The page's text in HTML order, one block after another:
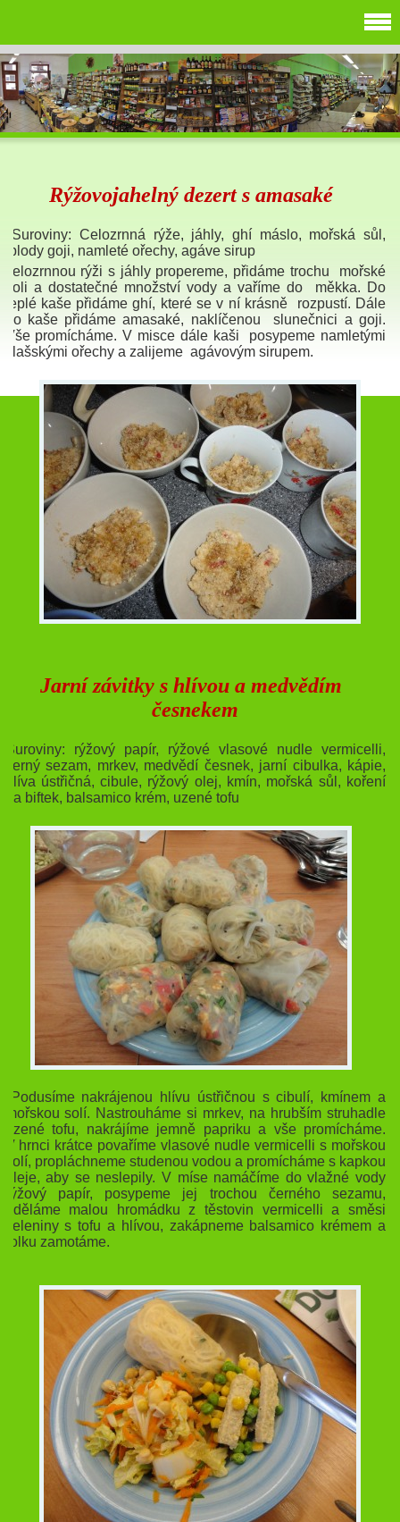
Rýžovojahelný dezert s amasaké
Celozrnná rýže, jáhly, ghí máslo, mořská sůl,
plody goji, namleté ořechy, agáve sirup
rýži s jáhly propereme, přidáme trochu mořské
soli a dostatečné množství vody a vaříme do měkka. Do
teplé kaše přidáme ghí, které se v ní krásně rozpustí. Dále
do kaše přidáme amasaké, naklíčenou slunečnici a goji.
Vše promícháme. V misce dále kaši posypeme namletými
vlašskými ořechy a zalijeme agávovým sirupem.
Jarní závitky s hlívou a medvědím
česnekem
rýžový papír, rýžové vlasové nudle vermicelli,
černý sezam, mrkev, medvědí česnek, jarní cibulka, kápie,
hlíva ústřičná, cibule, rýžový olej, kmín, mořská sůl, koření
na biftek, balsamico krém, uzené tofu
nakrájenou hlívu ústřičnou s cibulí, kmínem a
mořskou solí. Nastrouháme si mrkev, na hrubším struhadle
uzené tofu, nakrájíme jemně papriku a vše promícháme.
V hrnci krátce povaříme vlasové nudle vermicelli s mořskou
solí, propláchneme studenou vodou a promícháme s kapkou
oleje, aby se neslepily. V míse namáčíme do vlažné vody
rýžový papír, posypeme jej trochou černého sezamu,
uděláme malou hromádku z těstovin vermicelli a směsi
zeleniny s tofu a hlívou, zakápneme balsamico krémem a
rolku zamotáme.